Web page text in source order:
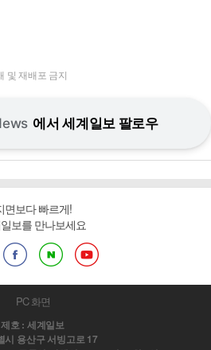
및 재배포 금지
에서 세계일보 팔로우
면보다 빠르게!
보를 만나보세요
PC 화면
제호 : 세계일보
시 용산구 서빙고로 17